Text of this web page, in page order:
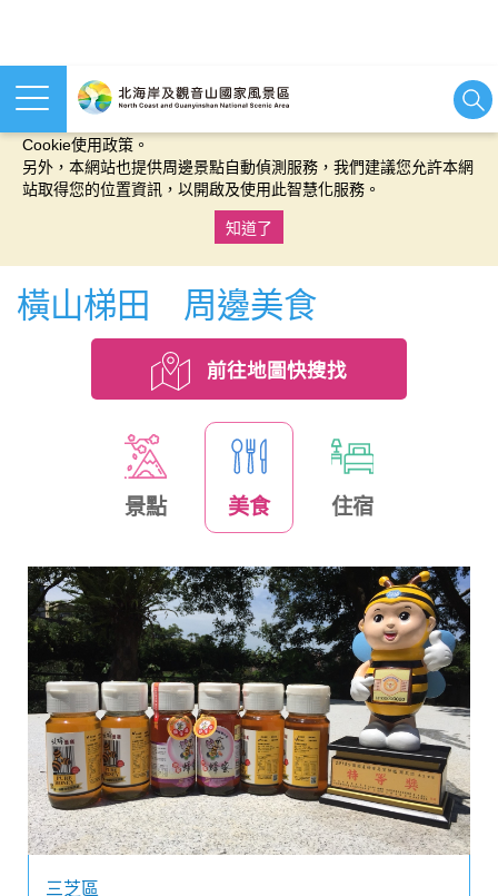
本網站使用cookies等相關技術以持續優化網站服務，並有助於為
Cookie使用政策。
另外，本網站也提供周邊景點自動偵測服務，我們建議您允許本網
站取得您的位置資訊，以開啟及使用此智慧化服務。
知道了
橫山梯田 周邊美食
前往地圖快搜找
景點 美食 住宿
三芝區